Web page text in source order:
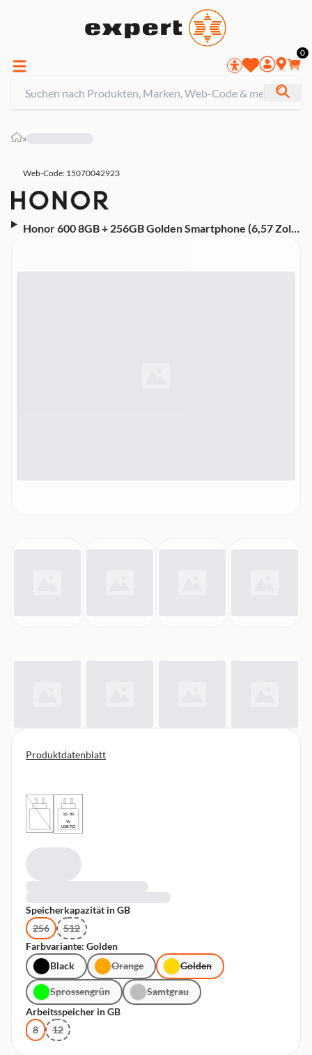
0
»
Web-Code: 15070042923
Honor 600 8GB + 256GB Golden Smartphone (6,57 Zoll,
Produktdatenblatt
10 - 80
W
USB PD
Speicherkapazität in GB
256
512
Farbvariante: Golden
Black
Orange Golden
Sprossengrün
Samtgrau
Arbeitsspeicher in GB
8
12